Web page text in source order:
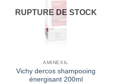
RUPTURE DE STOCK
AMINEXIL
Vichy dercos shampooing
énergisant 200ml